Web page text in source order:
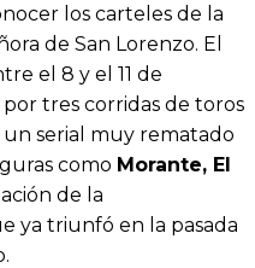
los carteles de la
de San Lorenzo. El
el 8 y el 11 de
tres corridas de toros
serial muy rematado
como Morante, El
de la
ya triunfó en la pasada